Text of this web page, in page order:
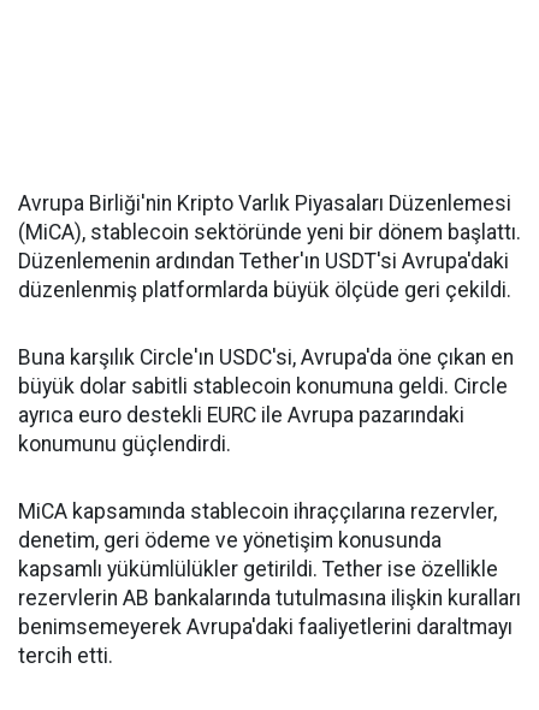
Avrupa Birliği'nin Kripto Varlık Piyasaları Düzenlemesi
(MiCA), stablecoin sektöründe yeni bir dönem başlattı.
Düzenlemenin ardından Tether'ın USDT'si Avrupa'daki
düzenlenmiş platformlarda büyük ölçüde geri çekildi.
Buna karşılık Circle'ın USDC'si, Avrupa'da öne çıkan en
büyük dolar sabitli stablecoin konumuna geldi. Circle
ayrıca euro destekli EURC ile Avrupa pazarındaki
konumunu güçlendirdi.
MiCA kapsamında stablecoin ihraççılarına rezervler,
denetim, geri ödeme ve yönetişim konusunda
kapsamlı yükümlülükler getirildi. Tether ise özellikle
rezervlerin AB bankalarında tutulmasına ilişkin kuralları
benimsemeyerek Avrupa'daki faaliyetlerini daraltmayı
tercih etti.